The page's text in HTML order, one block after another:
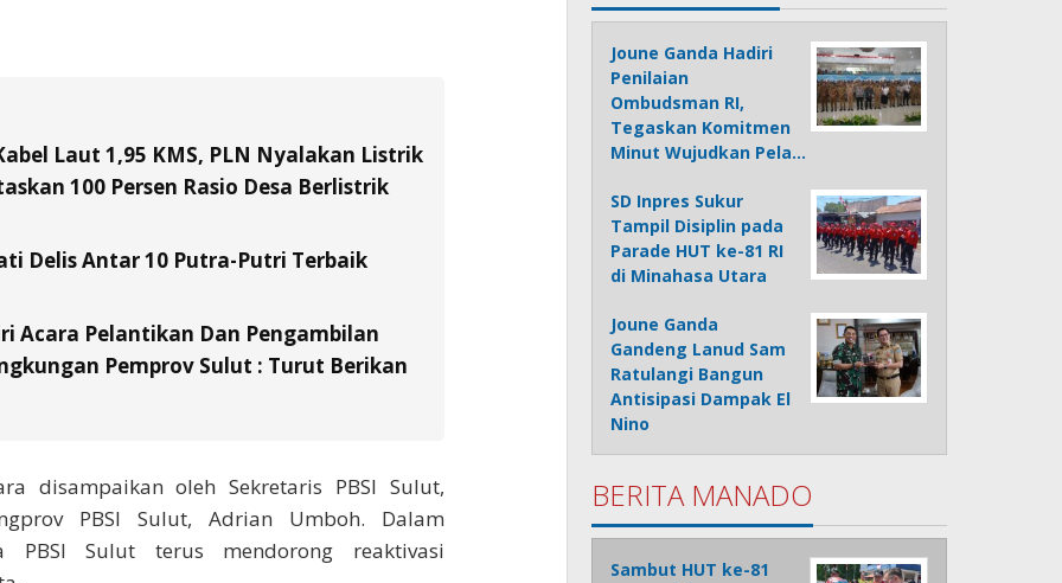
Laut 1,95 KMS, PLN Nyalakan Listrik
100 Persen Rasio Desa Berlistrik
Delis Antar 10 Putra-Putri Terbaik
Acara Pelantikan Dan Pengambilan
Pemprov Sulut : Turut Berikan
disampaikan oleh Sekretaris PBSI Sulut,
PBSI Sulut, Adrian Umboh. Dalam
PBSI Sulut terus mendorong reaktivasi
Joune Ganda Hadiri
Penilaian
Ombudsman RI,
Tegaskan Komitmen
Minut Wujudkan Pela…
SD Inpres Sukur
Tampil Disiplin pada
Parade HUT ke-81 RI
di Minahasa Utara
Joune Ganda
Gandeng Lanud Sam
Ratulangi Bangun
Antisipasi Dampak El
Nino
BERITA MANADO
Sambut HUT ke-81